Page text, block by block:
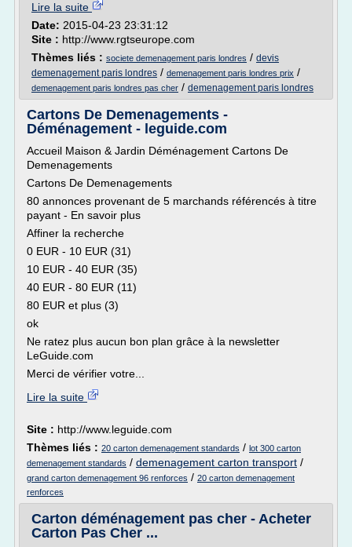
Lire la suite
Date: 2015-04-23 23:31:12
Site : http://www.rgtseurope.com
Thèmes liés : societe demenagement paris londres / devis
demenagement paris londres / demenagement paris londres prix /
demenagement paris londres pas cher / demenagement paris londres
Cartons De Demenagements -
Déménagement - leguide.com
Accueil Maison & Jardin Déménagement Cartons De
Demenagements
Cartons De Demenagements
80 annonces provenant de 5 marchands référencés à titre
payant - En savoir plus
Affiner la recherche
0 EUR - 10 EUR (31)
10 EUR - 40 EUR (35)
40 EUR - 80 EUR (11)
80 EUR et plus (3)
ok
Ne ratez plus aucun bon plan grâce à la newsletter
LeGuide.com
Merci de vérifier votre...
Lire la suite
Site : http://www.leguide.com
Thèmes liés : 20 carton demenagement standards / lot 300 carton
demenagement standards / demenagement carton transport /
grand carton demenagement 96 renforces / 20 carton demenagement
renforces
Carton déménagement pas cher - Acheter
Carton Pas Cher ...